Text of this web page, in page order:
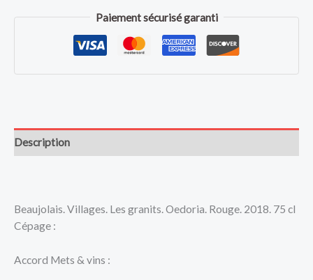
Paiement sécurisé garanti
Description
Beaujolais. Villages. Les granits. Oedoria. Rouge. 2018. 75 cl
Cépage :
Accord Mets & vins :